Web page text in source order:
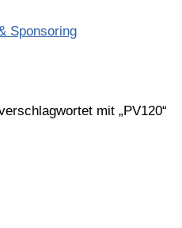
Sponsoring
mit „PV120“